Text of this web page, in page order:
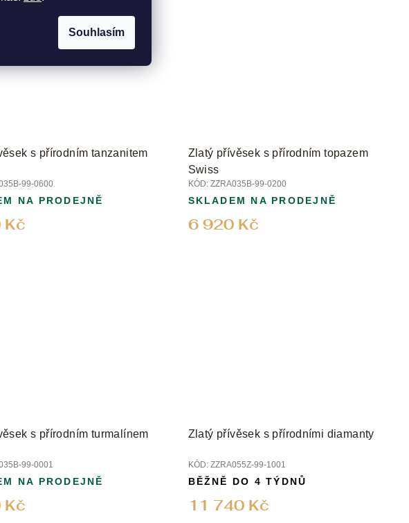
Souhlasím
s přírodním tanzanitem
99-0600
Kč
NA PRODEJNĚ
Zlatý přívěsek s přírodním topazem
Swiss
KÓD: ZZRA035B-99-0200
6 920 Kč
SKLADEM NA PRODEJNĚ
s přírodním turmalínem
99-0001
Kč
NA PRODEJNĚ
Zlatý přívěsek s přírodními diamanty
KÓD: ZZRA055Z-99-1001
11 740 Kč
BĚŽNĚ DO 4 TÝDNŮ